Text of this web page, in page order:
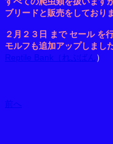
ブリードと販売をしており
２月２３日 まで セール を
モルフも追加アップしました
Reptile Bank（れぷばん ）
前へ